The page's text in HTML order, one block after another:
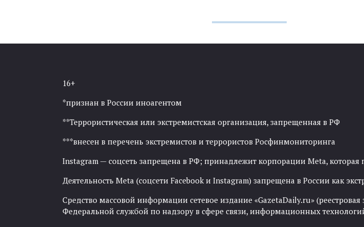
16+
*признан в России иноагентом
**Террористическая или экстремистская организация, запрещенная в РФ
***внесен в перечень экстремистов и террористов Росфинмониторинга
Instagram — соцсеть запрещена в РФ; принадлежит корпорации Meta, которая
Деятельность Meta (соцсети Facebook и Instagram) запрещена в России как
Средство массовой информации сетевое издание «GazetaDaily.ru»
Федеральной службой по надзору в сфере связи, информационных